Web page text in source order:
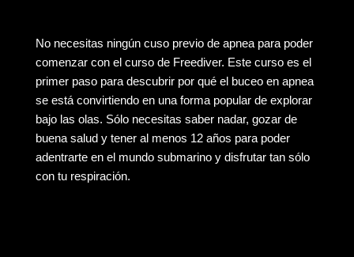
No necesitas ningún cuso previo de apnea para poder
comenzar con el curso de Freediver. Este curso es el
primer paso para descubrir por qué el buceo en apnea
se está convirtiendo en una forma popular de explorar
bajo las olas. Sólo necesitas saber nadar, gozar de
buena salud y tener al menos 12 años para poder
adentrarte en el mundo submarino y disfrutar tan sólo
con tu respiración.